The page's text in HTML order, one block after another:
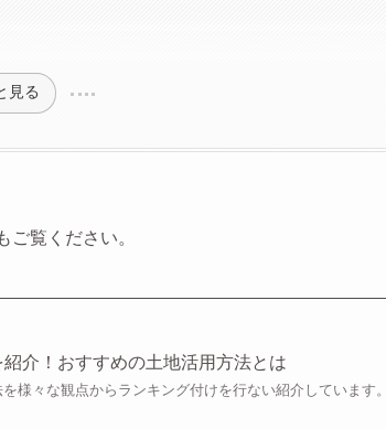
見る
覧ください。
介！おすすめの土地活用方法とは
様々な観点からランキング付けを行ない紹介しています。